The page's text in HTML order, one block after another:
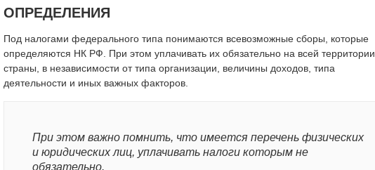
ОПРЕДЕЛЕНИЯ
Под налогами федерального типа понимаются всевозможные сборы, которые
определяются НК РФ. При этом уплачивать их обязательно на всей территории
страны, в независимости от типа организации, величины доходов, типа
деятельности и иных важных факторов.
При этом важно помнить, что имеется перечень физических
и юридических лиц, уплачивать налоги которым не
обязательно.